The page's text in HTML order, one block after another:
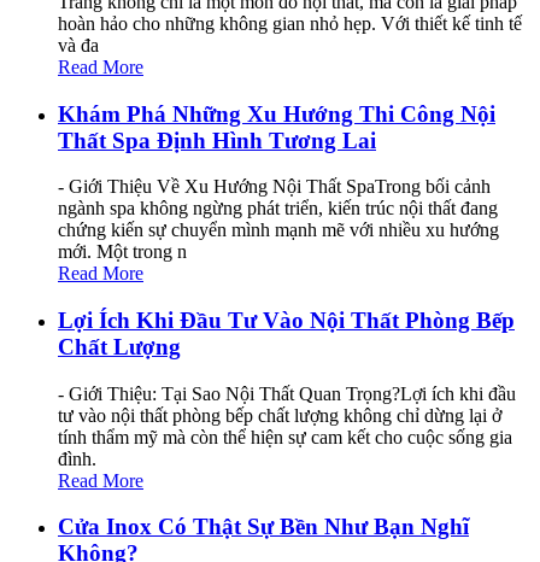
hoàn hảo cho những không gian nhỏ hẹp. Với thiết kế tinh tế
và đa
Read More
Khám Phá Những Xu Hướng Thi Công Nội
Thất Spa Định Hình Tương Lai
- Giới Thiệu Về Xu Hướng Nội Thất SpaTrong bối cảnh
ngành spa không ngừng phát triển, kiến trúc nội thất đang
chứng kiến sự chuyển mình mạnh mẽ với nhiều xu hướng
mới. Một trong n
Read More
Lợi Ích Khi Đầu Tư Vào Nội Thất Phòng Bếp
Chất Lượng
- Giới Thiệu: Tại Sao Nội Thất Quan Trọng?Lợi ích khi đầu
tư vào nội thất phòng bếp chất lượng không chỉ dừng lại ở
tính thẩm mỹ mà còn thể hiện sự cam kết cho cuộc sống gia
đình.
Read More
Cửa Inox Có Thật Sự Bền Như Bạn Nghĩ
Không?